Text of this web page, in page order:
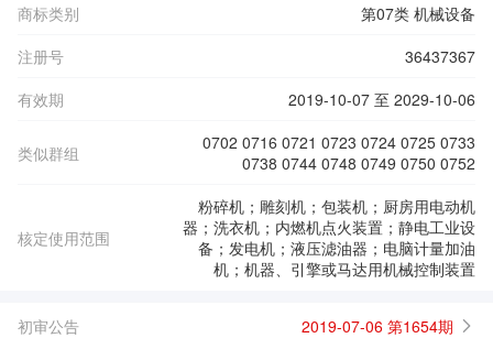
商标类别
第07类 机械设备
注册号
36437367
有效期
2019-10-07 至 2029-10-06
类似群组
0702 0716 0721 0723 0724 0725 0733
0738 0744 0748 0749 0750 0752
核定使用范围
粉碎机；雕刻机；包装机；厨房用电动机
器；洗衣机；内燃机点火装置；静电工业设
备；发电机；液压滤油器；电脑计量加油
机；机器、引擎或马达用机械控制装置
初审公告 2019-07-06 第1654期